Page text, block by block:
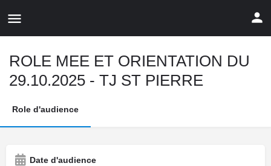
ROLE MEE ET ORIENTATION DU
29.10.2025 - TJ ST PIERRE
Role d'audience
Date d'audience